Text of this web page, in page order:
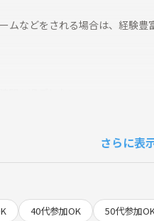
ムなどをされる場合は、経験
だ参加したい」人も大歓迎です
をしています。
さらに表
40代参加OK 50代参加